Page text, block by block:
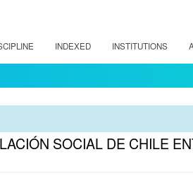
INDEXED INSTITUTIONS
SOCIAL DE CHILE